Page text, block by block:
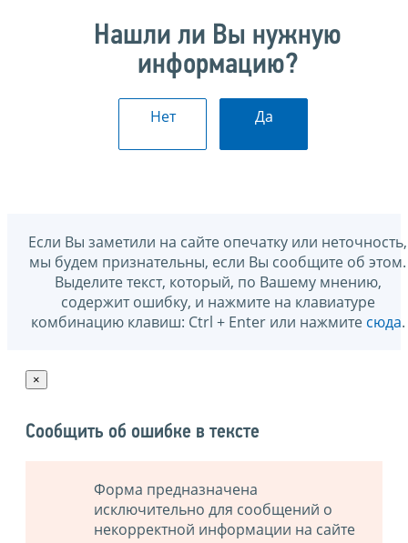
Нашли ли Вы нужную
информацию?
Нет Да
Если Вы заметили на сайте опечатку или неточность,
мы будем признательны, если Вы сообщите об этом.
Выделите текст, который, по Вашему мнению,
содержит ошибку, и нажмите на клавиатуре
комбинацию клавиш: Ctrl + Enter или нажмите сюда.
×
Сообщить об ошибке в тексте
Форма предназначена
исключительно для сообщений о
некорректной информации на сайте